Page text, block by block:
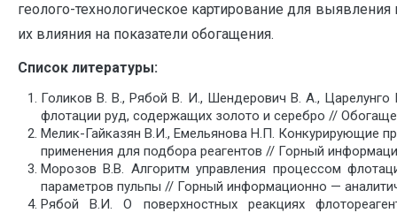
геолого-технологическое картирование для
их влияния на показатели обогащения.
Список литературы:
Голиков В. В., Рябой В. И., Шендерович В. А.,
флотации руд, содержащих золото и серебро //
Мелик-Гайказян В.И., Емельянова Н.П. Конкурирующие
применения для подбора реагентов // Горный
Морозов В.В. Алгоритм управления процессом
параметров пульпы // Горный информационно —
Рябой В.И. О поверхностных реакциях